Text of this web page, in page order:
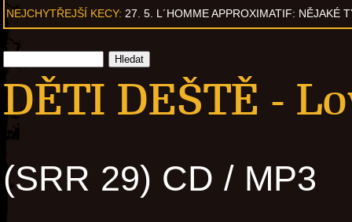
NEJCHYTŘEJŠÍ KECY: 27. 5. L´HOMME APPROXIMATIF: NĚJAKÉ
DĚTI DEŠTĚ -
(SRR 29) CD / MP3